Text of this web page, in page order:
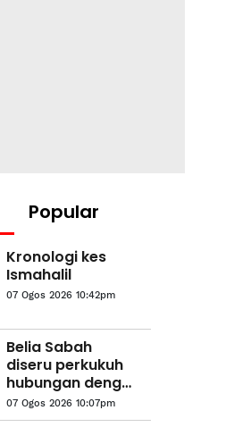
Popular
Kronologi kes
Ismahalil
07 Ogos 2026 10:42pm
Belia Sabah
diseru perkukuh
hubungan dengan
Putrajaya
07 Ogos 2026 10:07pm